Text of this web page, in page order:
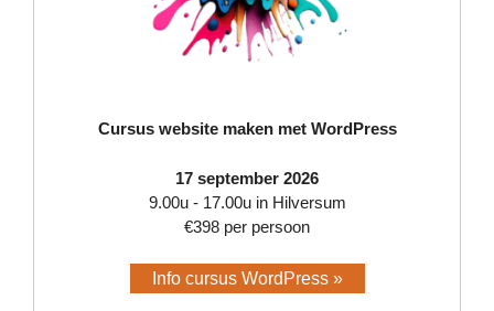
Cursus website maken met WordPress
17 september 2026
9.00u - 17.00u in Hilversum
€398 per persoon
Info cursus WordPress »